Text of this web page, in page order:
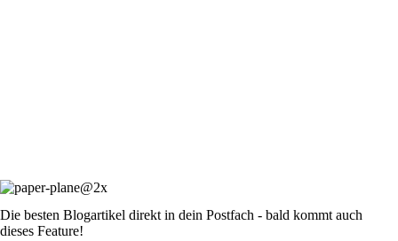
Die besten Blogartikel direkt in dein Postfach - bald kommt auch
dieses Feature!